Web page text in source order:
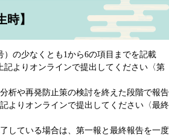
時】
の少なくとも1から6の項目までを記載
記よりオンラインで提出してください〈第
や再発防止策の検討を終えた段階で報告
よりオンラインで提出してください〈最終
ている場合は、第一報と最終報告を一度